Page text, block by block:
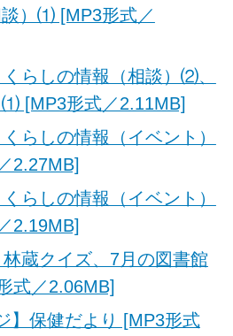
）⑴ [MP3形式／
くらしの情報（相談）⑵、
⑴ [MP3形式／2.11MB]
くらしの情報（イベント）
2.27MB]
くらしの情報（イベント）
2.19MB]
林蔵クイズ、7月の図書館
式／2.06MB]
】保健だより [MP3形式